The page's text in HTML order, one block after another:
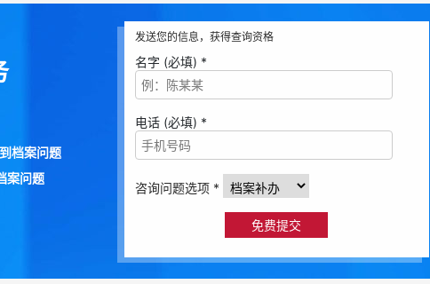
档案问题
案问题
发送您的信息，获得查询资格
名字 (必填) *
电话 (必填) *
咨询问题选项 *